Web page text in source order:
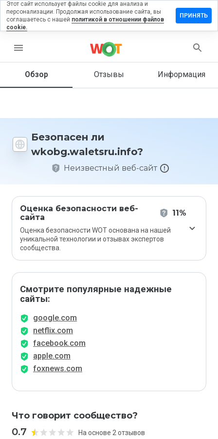
menu
Обзор Отзывы Информация
Безопасен ли
wkobg.waletsru.info?
Неизвестный веб-сайт
Оценка безопасности веб-
сайта
11%
Оценка безопасности WOT основана на нашей
уникальной технологии и отзывах экспертов
сообщества.
Смотрите популярные надежные
сайты:
google.com
netflix.com
facebook.com
apple.com
foxnews.com
Что говорит сообщество?
0.7 На основе 2 отзывов
отзыв
Как бы
этот
1 до 5?
Этот сайт использует файлы cookie для анализа и
персонализации. Продолжая использование сайта, вы
соглашаетесь с нашей политикой в отношении файлов
cookie.
ПРИНЯТЬ